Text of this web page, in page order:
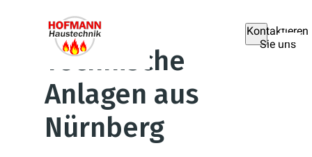
Kontaktieren
Sie uns
Technische
Anlagen aus
Nürnberg